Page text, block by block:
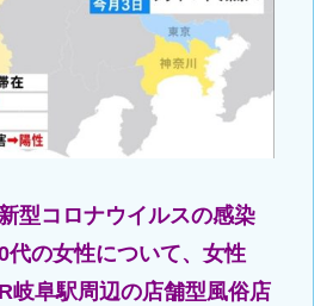
型コロナウイルスの感染
代の女性について、女性
岐阜駅周辺の店舗型風俗店